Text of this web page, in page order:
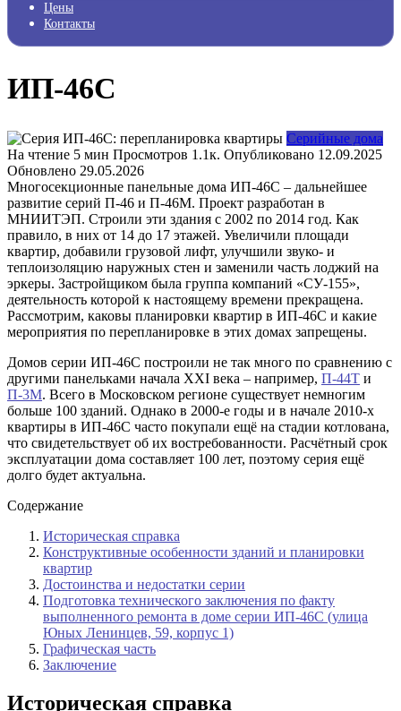
Цены
Контакты
ИП-46С
Серийные дома
На чтение 5 мин Просмотров 1.1к. Опубликовано 12.09.2025
Обновлено 29.05.2026
Многосекционные панельные дома ИП-46С – дальнейшее
развитие серий П-46 и П-46М. Проект разработан в
МНИИТЭП. Строили эти здания с 2002 по 2014 год. Как
правило, в них от 14 до 17 этажей. Увеличили площади
квартир, добавили грузовой лифт, улучшили звуко- и
теплоизоляцию наружных стен и заменили часть лоджий на
эркеры. Застройщиком была группа компаний «СУ-155»,
деятельность которой к настоящему времени прекращена.
Рассмотрим, каковы планировки квартир в ИП-46С и какие
мероприятия по перепланировке в этих домах запрещены.
Домов серии ИП-46С построили не так много по сравнению с
другими панельками начала XXI века – например, П-44Т и
П-3М. Всего в Московском регионе существует немногим
больше 100 зданий. Однако в 2000-е годы и в начале 2010-х
квартиры в ИП-46С часто покупали ещё на стадии котлована,
что свидетельствует об их востребованности. Расчётный срок
эксплуатации дома составляет 100 лет, поэтому серия ещё
долго будет актуальна.
Содержание
Историческая справка
Конструктивные особенности зданий и планировки
квартир
Достоинства и недостатки серии
Подготовка технического заключения по факту
выполненного ремонта в доме серии ИП-46С (улица
Юных Ленинцев, 59, корпус 1)
Графическая часть
Заключение
Историческая справка